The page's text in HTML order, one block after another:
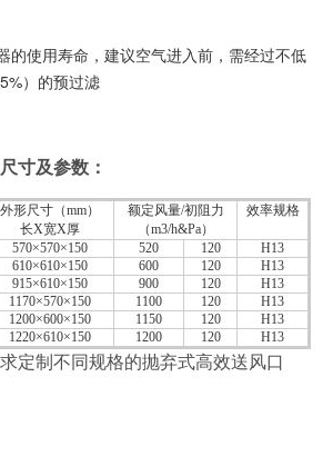
的使用寿命，建议空气进入前，需经过不低
）的预过滤
尺寸及参数：
外形尺寸（mm）
长X宽X厚
额定风量/初阻力
（m3/h&Pa）
效率规格
570×570×150 520 120
H13
610×610×150 600 120
H13
915×610×150 900 120
H13
1170×570×150 1100 120
H13
1200×600×150 1150 120
H13
1220×610×150 1200 120 H13
定制不同规格的抛弃式高效送风口